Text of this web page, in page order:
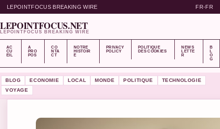
LEPOINTFOCUS BREAKING WIRE FR-FR
LEPOINTFOCUS.NET
LEPOINTFOCUS BREAKING WIRE
AC
CU
EIL
A
PRO
POS
CO
NTA
CT
NOTRE
HISTOIR
E
PRIVACY
POLICY
POLITIQUE
DES COOKIES
NEWS
LETTE
R
B
L
O
G
BLOG ECONOMIE LOCAL MONDE POLITIQUE
TECHNOLOGIE
VOYAGE